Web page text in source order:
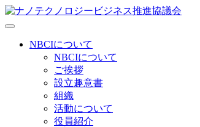
NBCIについて
NBCIについて
ご挨拶
設立趣意書
組織
活動について
役員紹介